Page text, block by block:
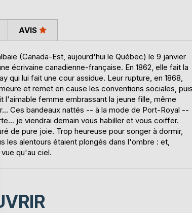
(Canada-Est, aujourd'hui le Québec) le 9 janvier
écrivaine canadienne-française. En 1862, elle fait la
qui lui fait une cour assidue. Leur rupture, en 1868,
et remet en cause les conventions sociales,
femme embrassant la jeune fille, même
Ces bandeaux nattés -- à la mode de Port-Royal --
je viendrai demain vous habiller et vous coiffer.
de pure joie. Trop heureuse pour songer à dormir,
les alentours étaient plongés dans l'ombre : et,
qu'au ciel.
AVIS